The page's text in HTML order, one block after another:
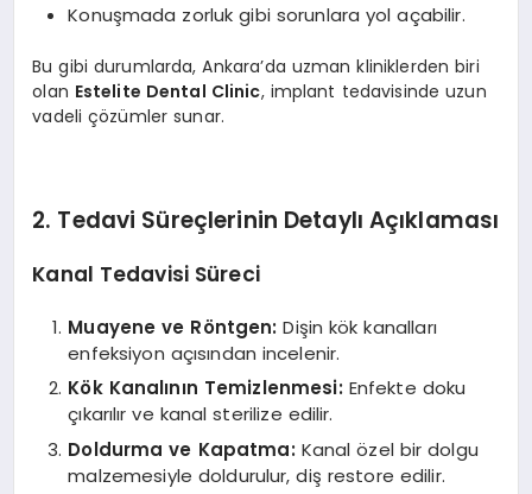
Konuşmada zorluk gibi sorunlara yol açabilir.
Bu gibi durumlarda, Ankara’da uzman kliniklerden biri
olan Estelite Dental Clinic, implant tedavisinde uzun
vadeli çözümler sunar.
2. Tedavi Süreçlerinin Detaylı Açıklaması
Kanal Tedavisi Süreci
Muayene ve Röntgen: Dişin kök kanalları
enfeksiyon açısından incelenir.
Kök Kanalının Temizlenmesi: Enfekte doku
çıkarılır ve kanal sterilize edilir.
Doldurma ve Kapatma: Kanal özel bir dolgu
malzemesiyle doldurulur, diş restore edilir.